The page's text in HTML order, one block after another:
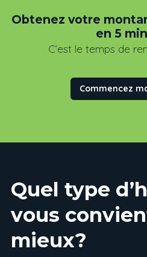
Obtenez votre
en 5
C’est le temps de
Commencez
Quel type
vous
mieux?